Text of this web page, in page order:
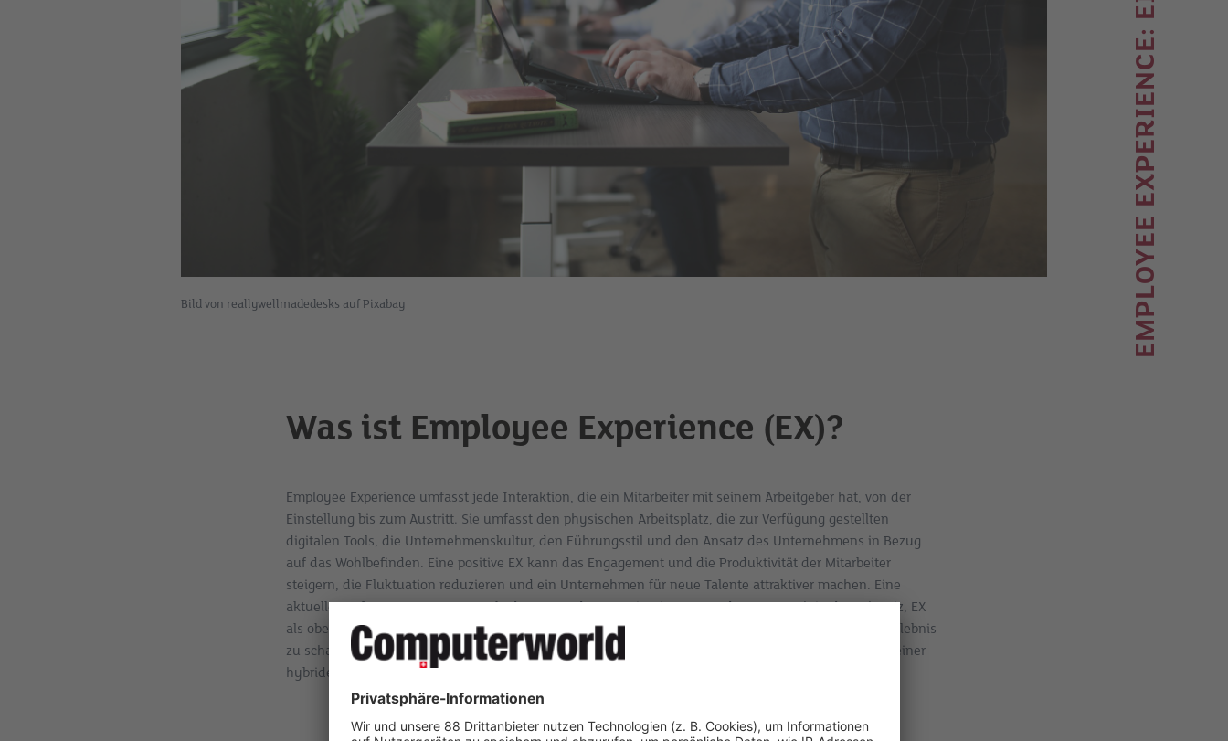
Bild von reallywellmadedesks auf Pixabay
Was ist Employee Experience (EX)?
Employee Experience umfasst jede Interaktion, die ein Mitarbeiter mit seinem Arbeitgeber hat, von der
Einstellung bis zum Austritt. Sie umfasst den physischen Arbeitsplatz, die zur Verfügung gestellten
digitalen Tools, die Unternehmenskultur, den Führungsstil und den Ansatz des Unternehmens in Bezug
auf das Wohlbefinden. Eine positive EX kann das Engagement und die Produktivität der Mitarbeiter
steigern, die Fluktuation reduzieren und ein Unternehmen für neue Talente attraktiver machen. Eine
aktuelle Umfrage von Gartner ergab, dass 82 % der HR-Leiter in Europa, darunter auch in der Schweiz, EX
als oberste Priorität für 2024 identifizierten. Für Unternehmen liegt die Herausforderung darin, ein Erlebnis
zu schaffen, das den unterschiedlichen Bedürfnissen der Mitarbeiter gerecht wird, insbesondere in einer
hybriden Arbeitsumgebung.